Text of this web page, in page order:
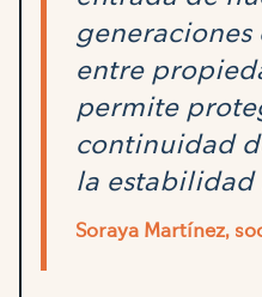
generaciones
entre
permite
continuidad
la estabilidad
Soraya Martínez,